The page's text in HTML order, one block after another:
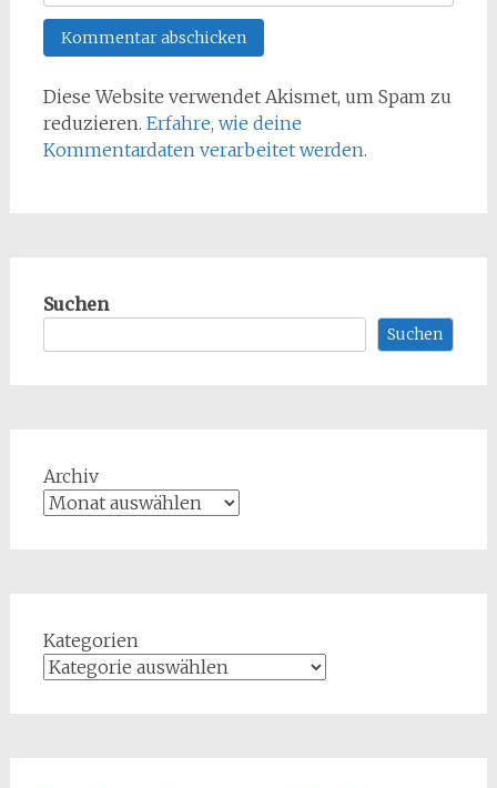
Diese Website verwendet Akismet, um Spam zu
reduzieren. Erfahre, wie deine
Kommentardaten verarbeitet werden.
Suchen
Suchen
Archiv
Kategorien